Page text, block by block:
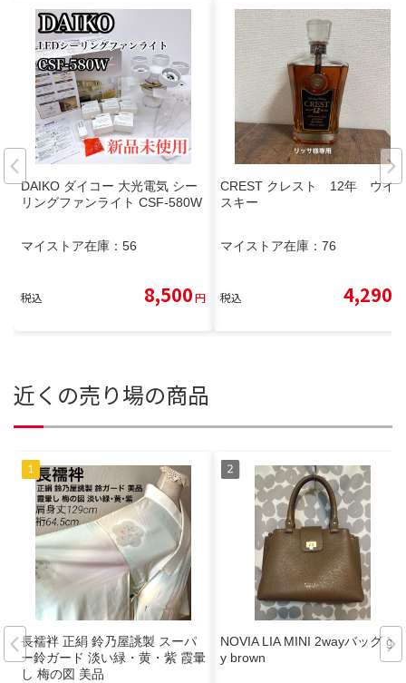
DAIKO ダイコー 大光電気 シー
リングファンライト CSF-580W
マイストア在庫： 56
税込 8,500円
CREST クレスト 12年 ウイ
スキー
マイストア在庫： 76
税込 4,290
近くの売り場の商品
長襦袢 正絹 鈴乃屋誂製 スーパ
ー鈴ガード 淡い緑・黄・紫 霞暈
し 梅の図 美品
NOVIA LIA MINI 2wayバッグ gre
y brown